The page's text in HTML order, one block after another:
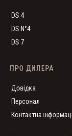
DS 4
DS N°4
DS 7
ПРО ДИЛЕРА
Довідка
Персонал
Контактна